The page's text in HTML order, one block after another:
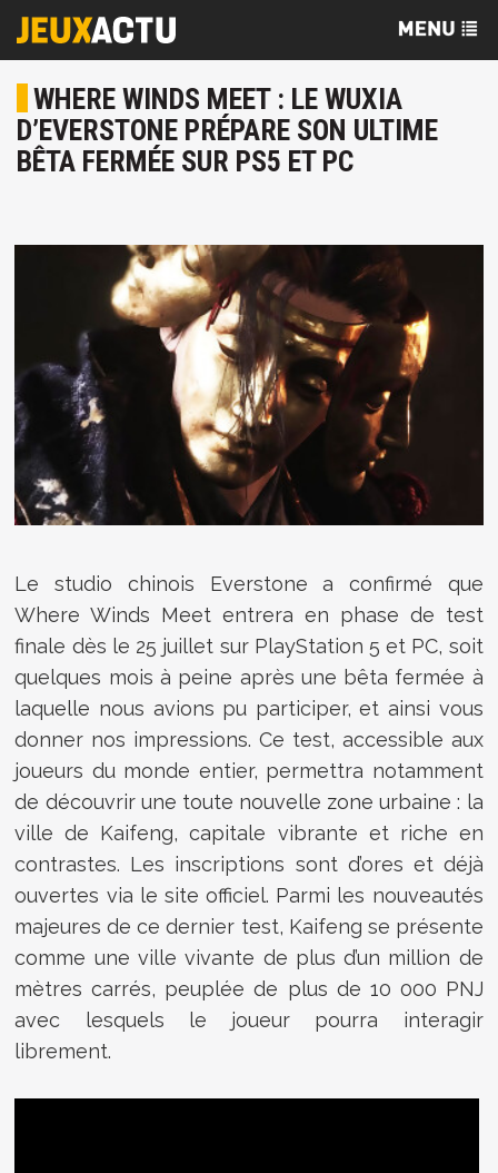
WHERE WINDS MEET : LE WUXIA
D’EVERSTONE PRÉPARE SON ULTIME
BÊTA FERMÉE SUR PS5 ET PC
Le studio chinois Everstone a confirmé que
Where Winds Meet entrera en phase de test
finale dès le 25 juillet sur PlayStation 5 et PC, soit
quelques mois à peine après une bêta fermée à
laquelle nous avions pu participer, et ainsi vous
donner nos impressions. Ce test, accessible aux
joueurs du monde entier, permettra notamment
de découvrir une toute nouvelle zone urbaine : la
ville de Kaifeng, capitale vibrante et riche en
contrastes. Les inscriptions sont d’ores et déjà
ouvertes via le site officiel. Parmi les nouveautés
majeures de ce dernier test, Kaifeng se présente
comme une ville vivante de plus d’un million de
mètres carrés, peuplée de plus de 10 000 PNJ
avec lesquels le joueur pourra interagir
librement.